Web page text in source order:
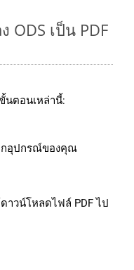
ODS เป็น PDF
นตอนเหล่านี้:
กอุปกรณ์ของคุณ
าวน์โหลดไฟล์ PDF ไป